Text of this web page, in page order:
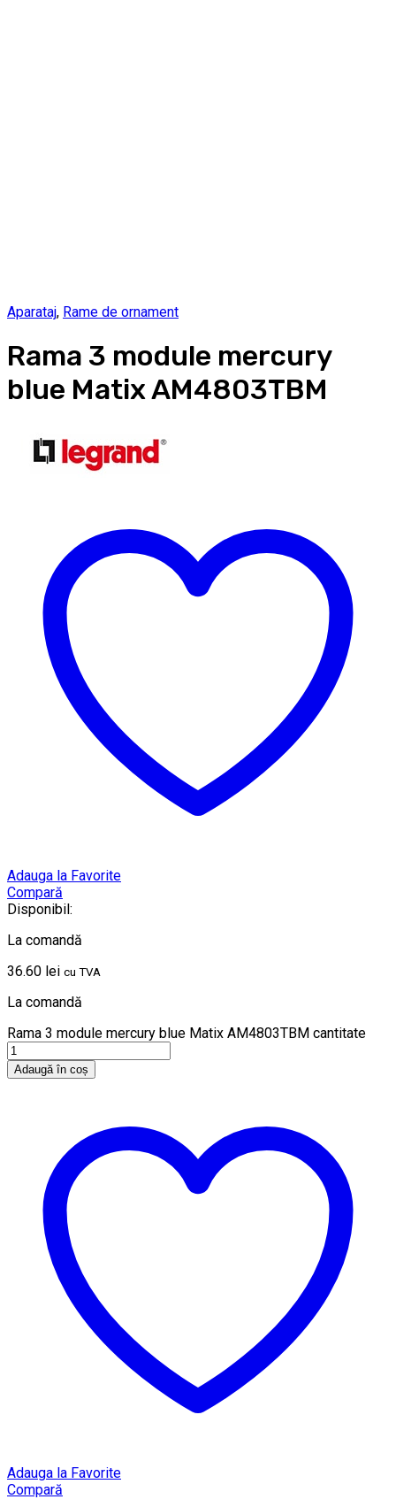
Aparataj, Rame de ornament
Rama 3 module mercury
blue Matix AM4803TBM
Adauga la Favorite
Compară
Disponibil:
La comandă
36.60 lei cu TVA
La comandă
Rama 3 module mercury blue Matix AM4803TBM cantitate
Adaugă în coș
Adauga la Favorite
Compară